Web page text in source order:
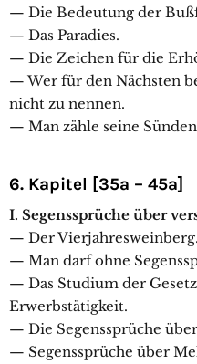
— Die Bedeutung der
— Das Paradies.
— Die Zeichen für die
— Wer für den Nächsten
nicht zu nennen.
— Man zähle seine
6. Kapitel [35a – 45a]
I. Segenssprüche über
— Der Vierjahresweinberg.
— Man darf ohne
— Das Studium der
Erwerbstätigkeit.
— Die Segenssprüche
— Segenssprüche über